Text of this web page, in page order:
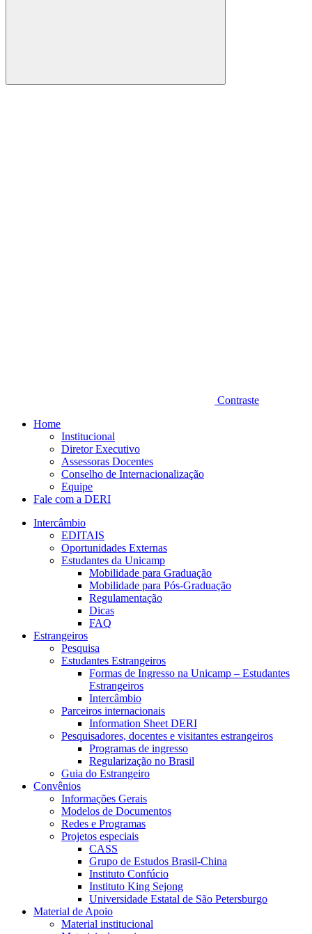
Buscar
Contraste
Home
Institucional
Diretor Executivo
Assessoras Docentes
Conselho de Internacionalização
Equipe
Fale com a DERI
Intercâmbio
EDITAIS
Oportunidades Externas
Estudantes da Unicamp
Mobilidade para Graduação
Mobilidade para Pós-Graduação
Regulamentação
Dicas
FAQ
Estrangeiros
Pesquisa
Estudantes Estrangeiros
Formas de Ingresso na Unicamp – Estudantes
Estrangeiros
Intercâmbio
Parceiros internacionais
Information Sheet DERI
Pesquisadores, docentes e visitantes estrangeiros
Programas de ingresso
Regularização no Brasil
Guia do Estrangeiro
Convênios
Informações Gerais
Modelos de Documentos
Redes e Programas
Projetos especiais
CASS
Grupo de Estudos Brasil-China
Instituto Confúcio
Instituto King Sejong
Universidade Estatal de São Petersburgo
Material de Apoio
Material institucional